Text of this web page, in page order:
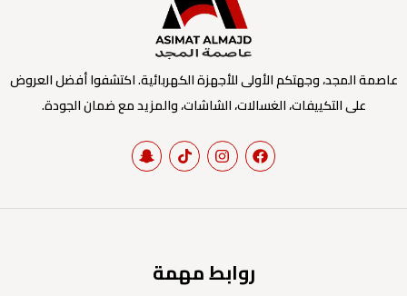
عاصمة المجد، وجهتكم الأولى للأجهزة الكهربائية. اكتشفوا أفضل العروض
على التكييفات، الغسالات، الشاشات، والمزيد مع ضمان الجودة.
روابط مهمة